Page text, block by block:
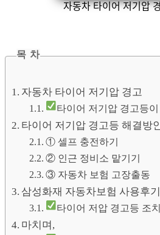
자동차 타이어 저기압
목 차
자동차 타이어 저기압 경고
타이어 저기압 경고등
타이어 저기압 경고등 해결방
① 셀프 충전하기
② 인근 정비소 맡기기
③ 자동차 보험 고장출동
삼성화재 자동차보험 사용후기
타이어 저압 경고등 조
마치며,